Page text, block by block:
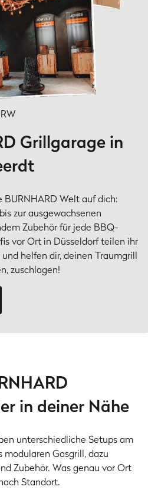
Grillgarage in
Welt auf dich:
zur ausgewachsenen
Zubehör für jede BBQ-
vor Ort in Düsseldorf teilen ihr
helfen dir, deinen Traumgrill
zuschlagen!
in deiner Nähe
unterschiedliche Setups am
Gasgrill, dazu
Zubehör. Was genau vor Ort
Standort.